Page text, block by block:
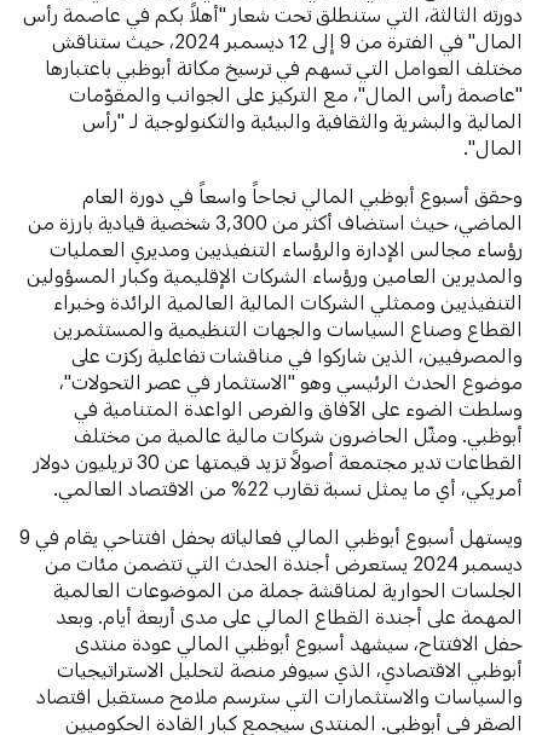
دورته الثالثة، التي ستنطلق تحت شعار "أهلاً بكم في عاصمة رأس
المال" في الفترة من 9 إلى 12 ديسمبر 2024، حيث ستناقش
مختلف العوامل التي تسهم في ترسيخ مكانة أبوظبي باعتبارها
"عاصمة رأس المال"، مع التركيز على الجوانب والمقوّمات
المالية والبشرية والثقافية والبيئية والتكنولوجية لـ "رأس
المال".
وحقق أسبوع أبوظبي المالي نجاحاً واسعاً في دورة العام
الماضي، حيث استضاف أكثر من 3,300 شخصية قيادية بارزة من
رؤساء مجالس الإدارة والرؤساء التنفيذيين ومديري العمليات
والمديرين العامين ورؤساء الشركات الإقليمية وكبار المسؤولين
التنفيذيين وممثلي الشركات المالية العالمية الرائدة وخبراء
القطاع وصناع السياسات والجهات التنظيمية والمستثمرين
والمصرفيين، الذين شاركوا في مناقشات تفاعلية ركزت على
موضوع الحدث الرئيسي وهو "الاستثمار في عصر التحولات"،
وسلطت الضوء على الآفاق والفرص الواعدة المتنامية في
أبوظبي. ومثّل الحاضرون شركات مالية عالمية من مختلف
القطاعات تدير مجتمعة أصولاً تزيد قيمتها عن 30 تريليون دولار
أمريكي، أي ما يمثل نسبة تقارب 22% من الاقتصاد العالمي.
ويستهل أسبوع أبوظبي المالي فعالياته بحفل افتتاحي يقام في 9
ديسمبر 2024 يستعرض أجندة الحدث التي تتضمن مئات من
الجلسات الحوارية لمناقشة جملة من الموضوعات العالمية
المهمة على أجندة القطاع المالي على مدى أربعة أيام. وبعد
حفل الافتتاح، سيشهد أسبوع أبوظبي المالي عودة منتدى
أبوظبي الاقتصادي، الذي سيوفر منصة لتحليل الاستراتيجيات
والسياسات والاستثمارات التي سترسم ملامح مستقبل اقتصاد
الصقر في أبوظبي. المنتدى سيجمع كبار القادة الحكوميين